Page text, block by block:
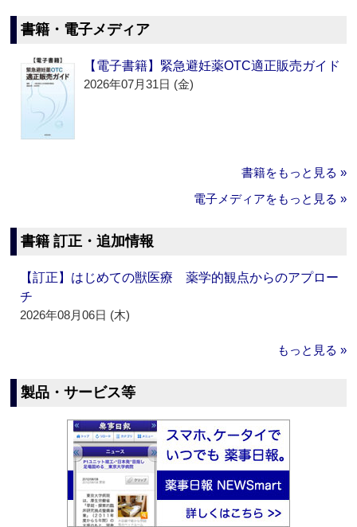
書籍・電子メディア
【電子書籍】緊急避妊薬OTC適正販売ガイド
2026年07月31日 (金)
書籍をもっと見る »
電子メディアをもっと見る »
書籍 訂正・追加情報
【訂正】はじめての獣医療 薬学的観点からのアプロー
チ
2026年08月06日 (木)
もっと見る »
製品・サービス等